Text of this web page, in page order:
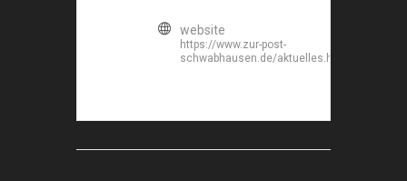
website
https://www.zur-post-
schwabhausen.de/aktuelles.html